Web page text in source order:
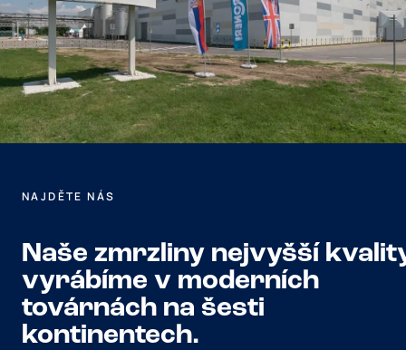
NAJDĚTE NÁS
Naše zmrzliny nejvyšší
vyrábíme v moderních
továrnách na šesti
kontinentech.